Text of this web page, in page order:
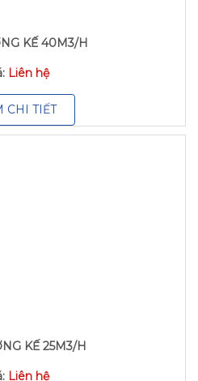
KẾ 40M3/H
Liên hệ
CHI TIẾT
KẾ 25M3/H
Liên hệ